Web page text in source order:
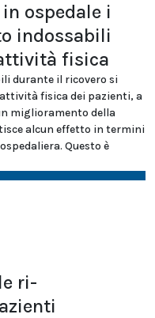
ospedale i
indossabili
fisica
durante il ricovero si
fisica dei pazienti, a
miglioramento della
alcun effetto in termini
Questo è
ri-